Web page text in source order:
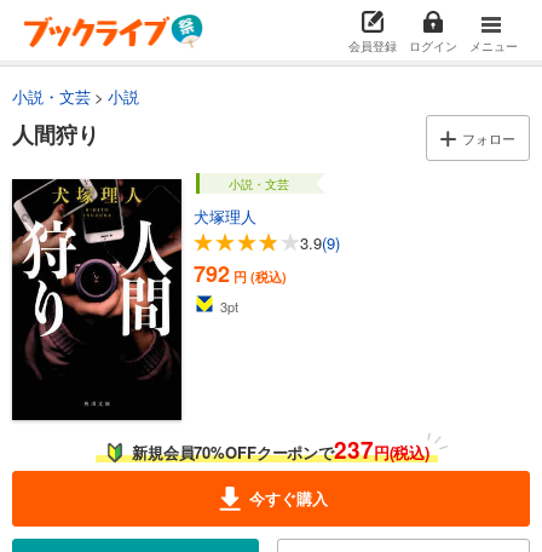
会員登録 ログイン メニュー
小説・文芸 小説
人間狩り フォロー
小説・文芸
犬塚理人
3.9(9)
792 円 (税込)
3pt
新規会員70%OFFクーポンで237円(税込)
今すぐ購入